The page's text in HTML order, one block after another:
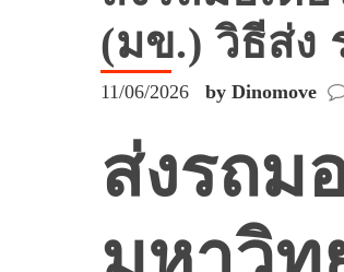
(มข.) วิธีส่ง
11/06/2026 by Dinomove
ส่งรถม